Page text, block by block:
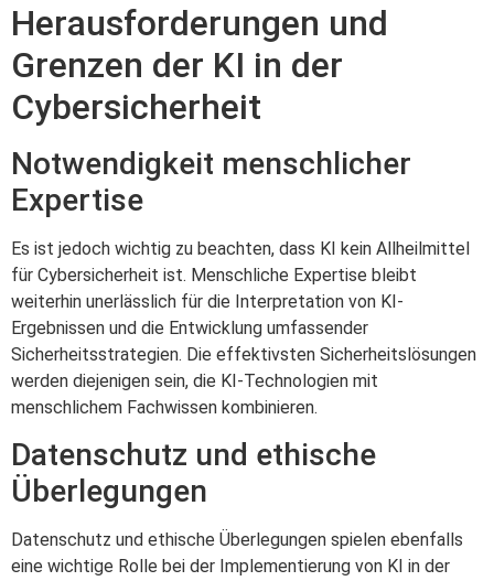
Herausforderungen und
Grenzen der KI in der
Cybersicherheit
Notwendigkeit menschlicher
Expertise
Es ist jedoch wichtig zu beachten, dass KI kein Allheilmittel
für Cybersicherheit ist. Menschliche Expertise bleibt
weiterhin unerlässlich für die Interpretation von KI-
Ergebnissen und die Entwicklung umfassender
Sicherheitsstrategien. Die effektivsten Sicherheitslösungen
werden diejenigen sein, die KI-Technologien mit
menschlichem Fachwissen kombinieren.
Datenschutz und ethische
Überlegungen
Datenschutz und ethische Überlegungen spielen ebenfalls
eine wichtige Rolle bei der Implementierung von KI in der